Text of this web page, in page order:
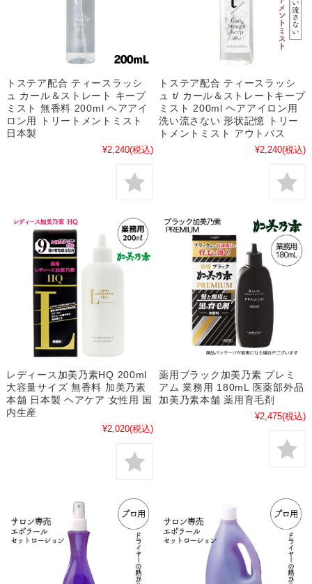
トステア配合 ティースラッシ
ュ カール＆ストレート キープ
ミスト 無香料 200ml ヘアアイ
ロン用 トリートメントミスト
日本製
¥2,240(税込)
トステア配合 ティースラッシ
ュ t/ カール＆ストレートキープ
ミスト 200ml ヘアアイロン用
洗い流さない 形状記憶 トリー
トメントミスト アウトバス
¥2,240(税込)
レディース加美乃素HQ 200ml
大容量サイズ 無香料 加美乃素
本舗 日本製 ヘアケア 女性用 国
内生産
¥2,020(税込)
薬用ブラック加美乃素 プレミ
アム 業務用 180mL 医薬部外品
加美乃素本舗 薬用育毛剤
¥2,475(税込)